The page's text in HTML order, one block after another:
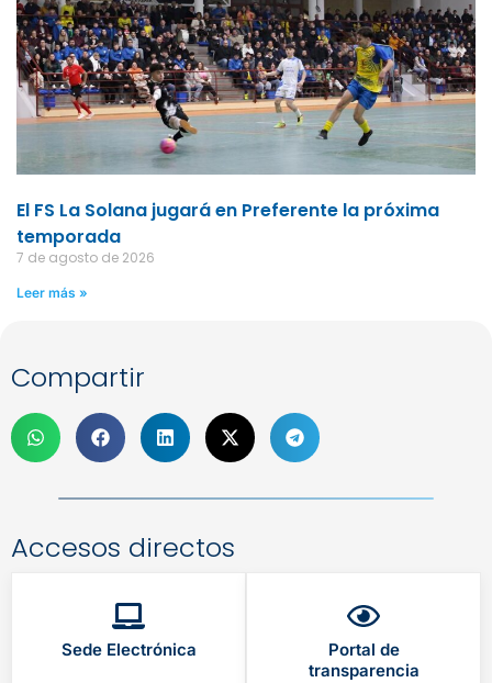
El FS La Solana jugará en Preferente la próxima
temporada
7 de agosto de 2026
Leer más »
Compartir
Accesos directos
Sede Electrónica
Portal de
transparencia